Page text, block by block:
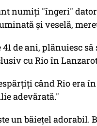
numiţi "îngeri"
şi veselă,
de ani, plănuiesc
cu Rio în
când Rio era
adevărată."
un băieţel adorabil.